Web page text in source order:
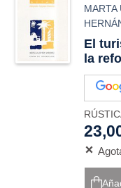
MARTA
El
la